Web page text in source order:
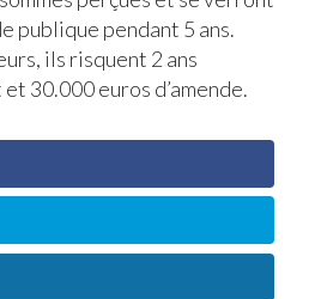
publique pendant 5 ans.
ils risquent 2 ans
30.000 euros d’amende.